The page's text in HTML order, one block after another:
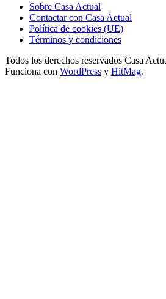
Sobre Casa Actual
Contactar con Casa Actual
Política de cookies (UE)
Términos y condiciones
Todos los derechos reservados Casa
Funciona con WordPress y HitMag.